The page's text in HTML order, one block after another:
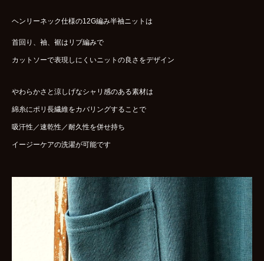
ヘンリーネック仕様の12G編み半袖ニットは
首回り、袖、裾はリブ編みで
カットソーで表現しにくいニットの良さをデザイン
やわらかさと涼しげなシャリ感のある素材は
綿糸にポリ長繊維をカバリングすることで
吸汗性／速乾性／耐久性を併せ持ち
イージーケアの洗濯が可能です